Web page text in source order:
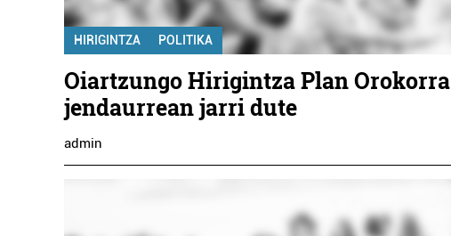
HIRIGINTZA POLITIKA
Oiartzungo Hirigintza Plan Orokorra
jendaurrean jarri dute
admin